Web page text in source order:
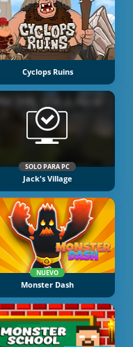
Cyclops Ruins
SOLO PARA PC
Jack's Village
NUEVO
Monster Dash